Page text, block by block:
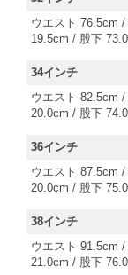
ウエスト 76.5cm
19.5cm / 股下
34インチ
ウエスト 82.5cm
20.0cm / 股下
36インチ
ウエスト 87.5cm
20.0cm / 股下
38インチ
ウエスト 91.5cm
21.0cm / 股下